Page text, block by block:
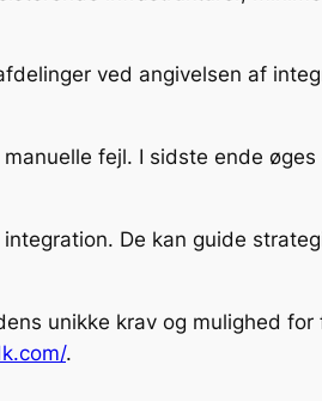
ved angivelsen af
fejl. I sidste ende
De kan guide
unikke krav og mulighed
.